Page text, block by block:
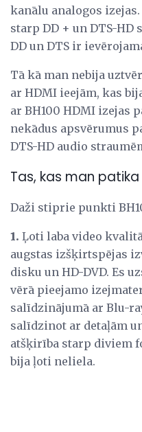
kanālu analogos
starp DD + un DTS-
DD un DTS ir
Tā kā man nebija
ar HDMI ieejām, kas
ar BH100 HDMI izejas
nekādus apsvērumus
DTS-HD audio
Tas, kas man patika
Daži stiprie punkti
1. Ļoti laba video
augstas izšķirtspējas
disku un HD-DVD. Es
vērā pieejamo
salīdzinājumā ar Blu-
salīdzinot ar detaļām
atšķirība starp diviem
bija ļoti neliela.